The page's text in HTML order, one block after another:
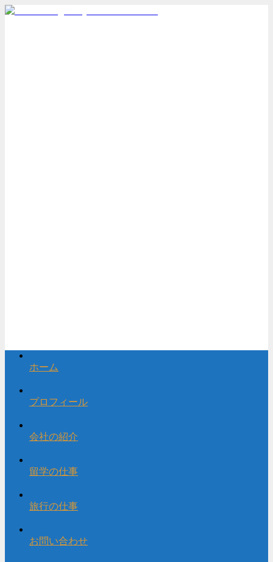
ホーム
プロフィール
会社の紹介
留学の仕事
旅行の仕事
お問い合わせ